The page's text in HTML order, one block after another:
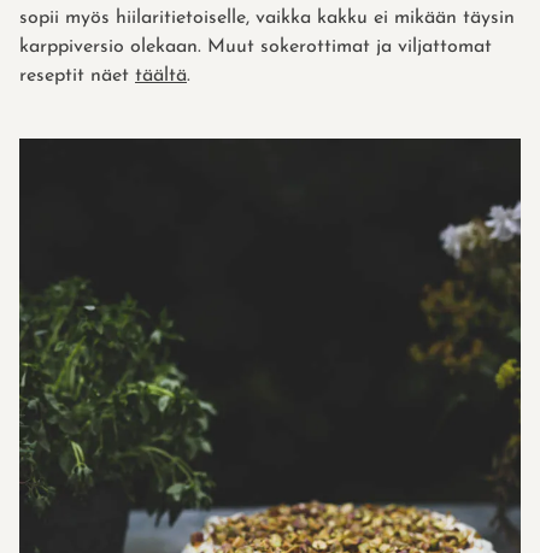
sopii myös hiilaritietoiselle, vaikka kakku ei mikään täysin
karppiversio olekaan. Muut sokerottimat ja viljattomat
reseptit näet täältä.